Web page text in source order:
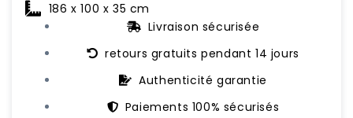
186 x 100 x 35 cm
Livraison sécurisée
retours gratuits pendant 14 jours
Authenticité garantie
Paiements 100% sécurisés